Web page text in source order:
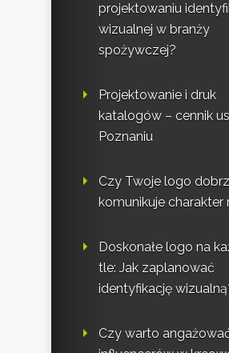
projektowaniu
wizualnej w branży
spożywczej?
Projektowanie i druk
katalogów – cennik
Poznaniu
Czy Twoje logo
komunikuje charakter
Doskonałe logo na
tle: Jak zaplanować
identyfikację
Czy warto